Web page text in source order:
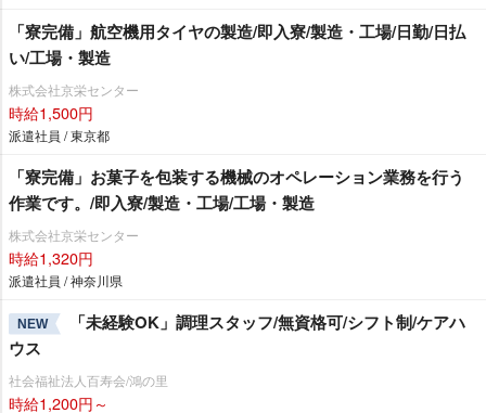
「寮完備」航空機用タイヤの製造/即入寮/製造・工場/日勤/日払
い/工場・製造
株式会社京栄センター
時給1,500円
派遣社員 / 東京都
「寮完備」お菓子を包装する機械のオペレーション業務を行う
作業です。/即入寮/製造・工場/工場・製造
株式会社京栄センター
時給1,320円
派遣社員 / 神奈川県
NEW
「未経験OK」調理スタッフ/無資格可/シフト制/ケアハ
ウス
社会福祉法人百寿会/鴻の里
時給1,200円～